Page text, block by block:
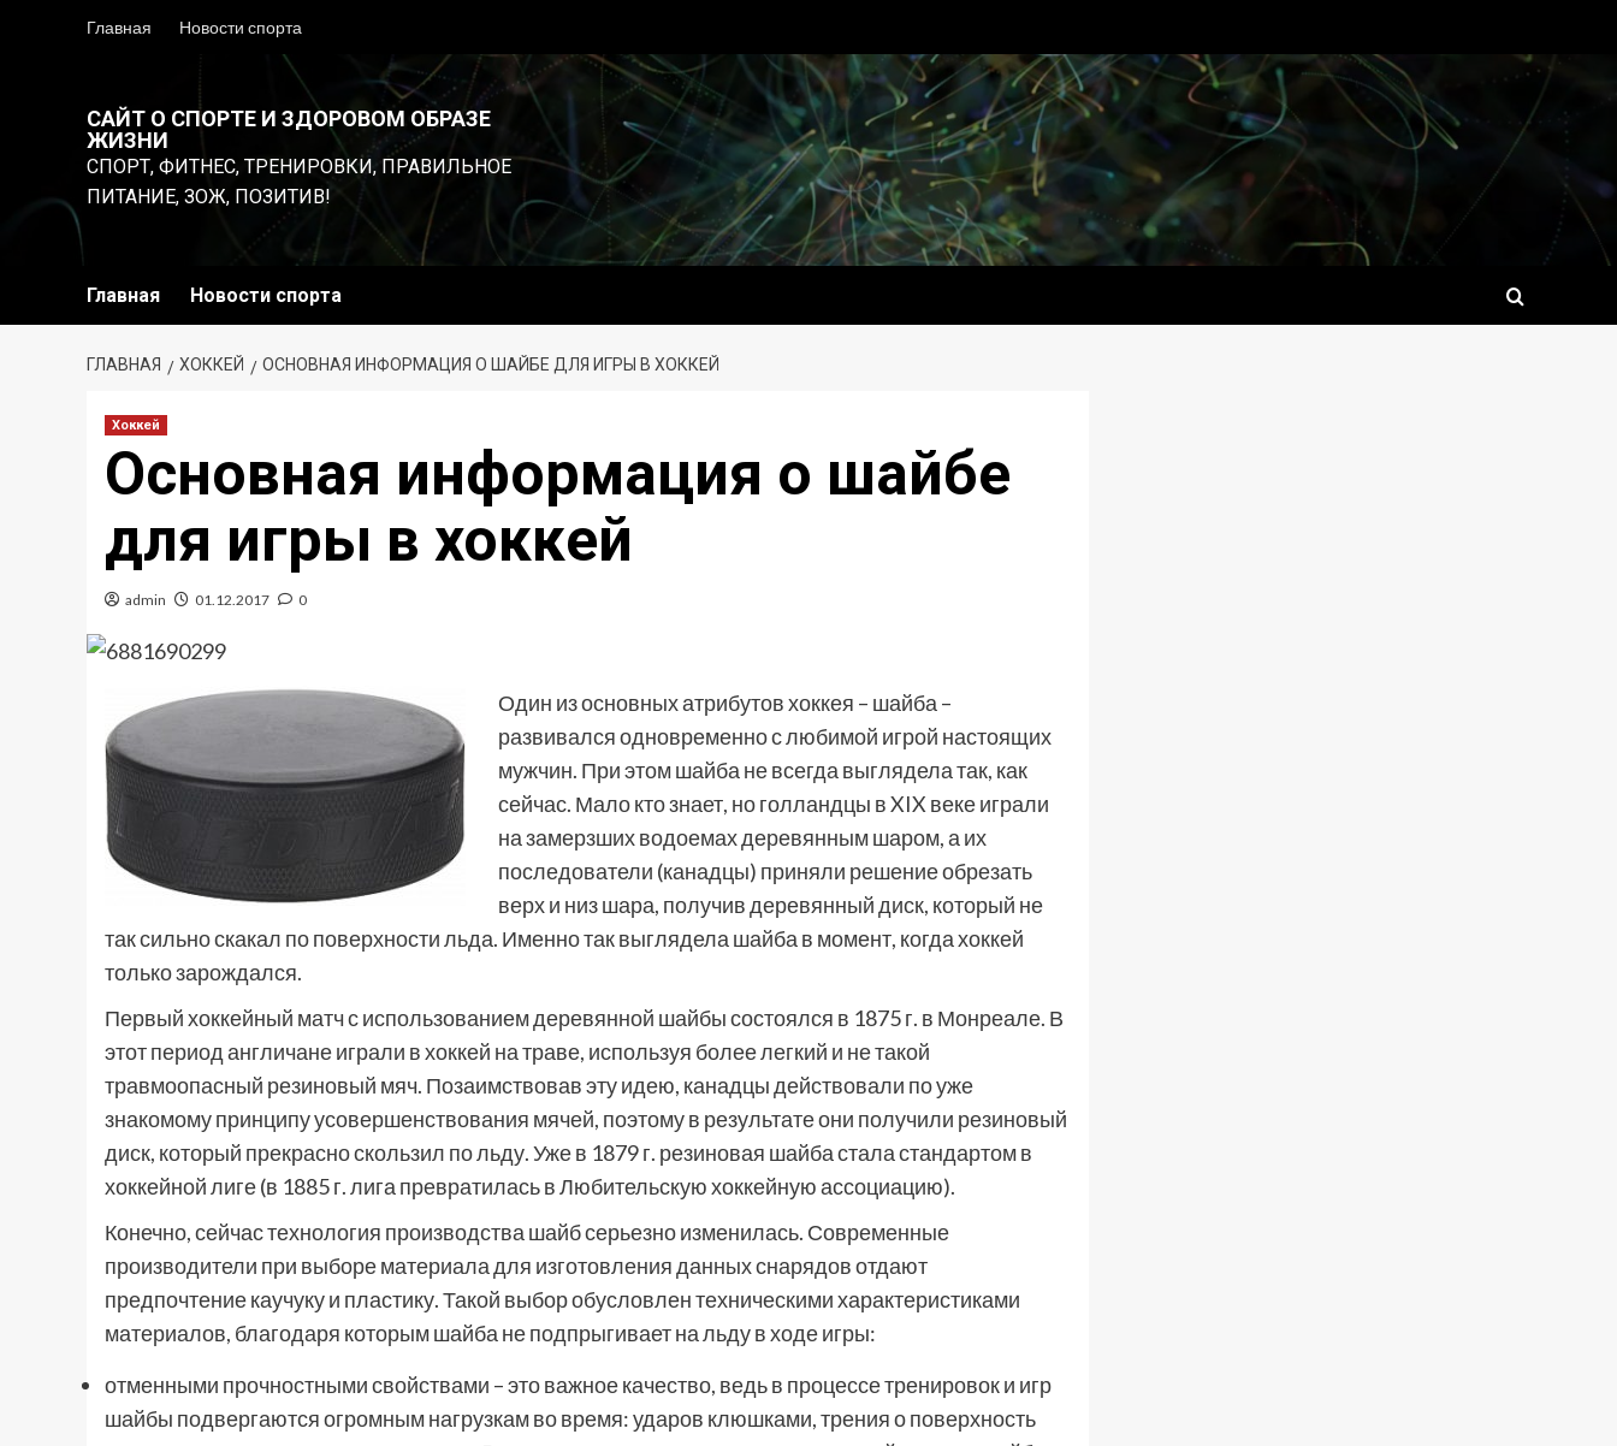
Главная Новости спорта
САЙТ О СПОРТЕ И ЗДОРОВОМ ОБРАЗЕ
ЖИЗНИ
СПОРТ, ФИТНЕС, ТРЕНИРОВКИ, ПРАВИЛЬНОЕ
ПИТАНИЕ, ЗОЖ, ПОЗИТИВ!
Главная Новости спорта
ГЛАВНАЯ ХОККЕЙ ОСНОВНАЯ ИНФОРМАЦИЯ О ШАЙБЕ ДЛЯ ИГРЫ В ХОККЕЙ
Хоккей
Основная информация о шайбе
для игры в хоккей
admin 01.12.2017 0
Один из основных атрибутов хоккея – шайба –
развивался одновременно с любимой игрой настоящих
мужчин. При этом шайба не всегда выглядела так, как
сейчас. Мало кто знает, но голландцы в XIX веке играли
на замерзших водоемах деревянным шаром, а их
последователи (канадцы) приняли решение обрезать
верх и низ шара, получив деревянный диск, который не
так сильно скакал по поверхности льда. Именно так выглядела шайба в момент, когда хоккей
только зарождался.
Первый хоккейный матч с использованием деревянной шайбы состоялся в 1875 г. в Монреале. В
этот период англичане играли в хоккей на траве, используя более легкий и не такой
травмоопасный резиновый мяч. Позаимствовав эту идею, канадцы действовали по уже
знакомому принципу усовершенствования мячей, поэтому в результате они получили резиновый
диск, который прекрасно скользил по льду. Уже в 1879 г. резиновая шайба стала стандартом в
хоккейной лиге (в 1885 г. лига превратилась в Любительскую хоккейную ассоциацию).
Конечно, сейчас технология производства шайб серьезно изменилась. Современные
производители при выборе материала для изготовления данных снарядов отдают
предпочтение каучуку и пластику. Такой выбор обусловлен техническими характеристиками
материалов, благодаря которым шайба не подпрыгивает на льду в ходе игры:
отменными прочностными свойствами – это важное качество, ведь в процессе тренировок и игр
шайбы подвергаются огромным нагрузкам во время: ударов клюшками, трения о поверхность